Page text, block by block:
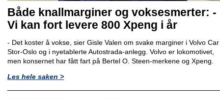
Både knallmarginer og voksesmerter: -
Vi kan fort levere 800 Xpeng i år
- Det koster å vokse, sier Gisle Valen om svake marginer i Volvo Car
Stor-Oslo og i nyetablerte Autostrada-anlegg. Volvo er lokomotivet,
men konsernet har fått fart på Bertel O. Steen-merkene og Xpeng.
Les hele saken >